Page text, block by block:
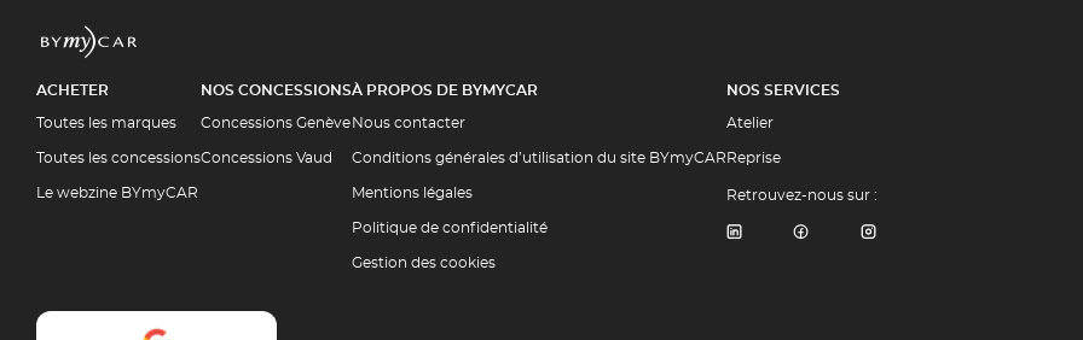
ACHETER
Toutes les marques
Toutes les concessions
Le webzine BYmyCAR
NOS CONCESSIONS
Concessions Genève
Concessions Vaud
À PROPOS DE BYMYCAR
Nous contacter
Conditions générales d’utilisation du site BYmyCAR
Mentions légales
Politique de confidentialité
Gestion des cookies
NOS SERVICES
Atelier
Reprise
Retrouvez-nous sur :